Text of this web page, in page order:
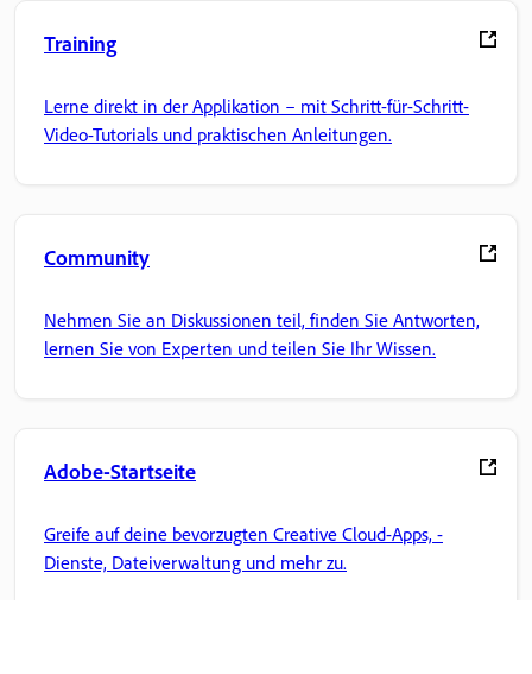
Training
Lerne direkt in der Applikation – mit Schritt-für-Schritt-
Video-Tutorials und praktischen Anleitungen.
Community
Nehmen Sie an Diskussionen teil, finden Sie Antworten,
lernen Sie von Experten und teilen Sie Ihr Wissen.
Adobe-Startseite
Greife auf deine bevorzugten Creative Cloud-Apps, -
Dienste, Dateiverwaltung und mehr zu.